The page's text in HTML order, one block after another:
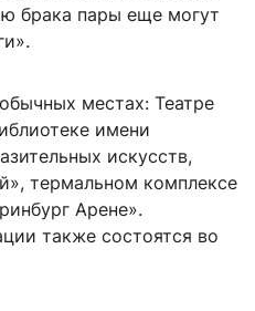
брака пары еще могут
местах: Театре
имени
искусств,
термальном комплексе
Арене».
также состоятся во